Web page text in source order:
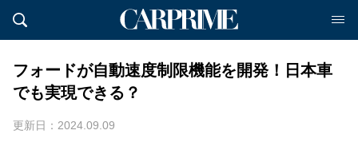
フォードが自動速度制限機能を開発！日本車
でも実現できる？
更新日：2024.09.09